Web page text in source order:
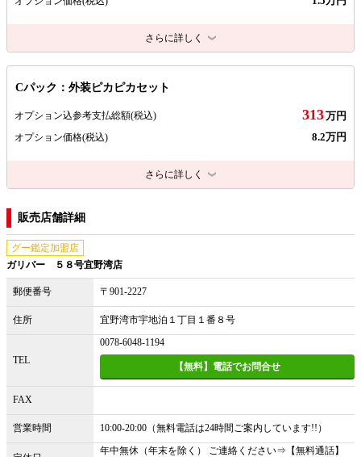
さらに詳しく
Cパック：外装ピカピカセット
オプション込参考支払総額(税込) 313万円
オプション価格(税込) 8.2万円
さらに詳しく
販売店舗詳細
グー鑑定加盟店
ガリバー ５８号宜野湾店
郵便番号 〒901-2227
住所 宜野湾市宇地泊１丁目１番８号
TEL
0078-6048-1194
【無料】電話でお問合せ
FAX
営業時間 10:00-20:00（無料電話は24時間ご案内しています!!）
年中無休（年末を除く） ご連絡ください⇒【無料通話】